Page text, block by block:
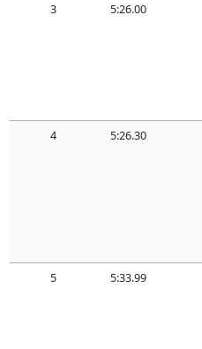
3 5:26.00
4 5:26.30
5 5:33.99